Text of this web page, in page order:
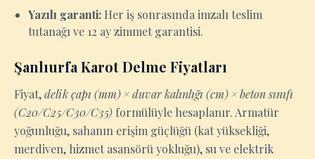
Yazılı garanti: Her iş sonrasında imzalı teslim
tutanağı ve 12 ay zimmet garantisi.
Şanlıurfa Karot Delme Fiyatları
Fiyat,delik çapı (mm) × duvar kalınlığı (cm) × beton sınıfı
(C20/C25/C30/C35) formülüyle hesaplanır. Armatür
yoğunluğu, sahanın erişim güçlüğü (kat yüksekliği,
merdiven, hizmet asansörü yokluğu), su ve elektrik